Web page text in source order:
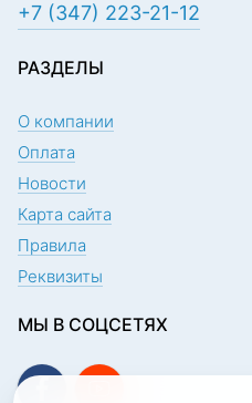
+7 (347) 223-21-12
РАЗДЕЛЫ
О компании
Оплата
Новости
Карта сайта
Правила
Реквизиты
МЫ В СОЦСЕТЯХ